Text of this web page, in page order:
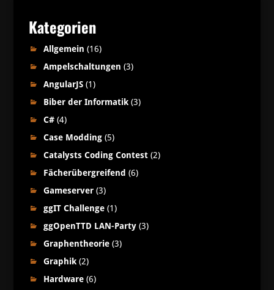
Kategorien
Allgemein (16)
Ampelschaltungen (3)
AngularJS(1)
Biber der Informatik(3)
C#(4)
Case Modding(5)
Catalysts Coding Contest(2)
Fächerübergreifend (6)
Gameserver(3)
ggIT Challenge(1)
ggOpenTTD LAN-Party(3)
Graphentheorie(3)
Graphik(2)
Hardware(6)